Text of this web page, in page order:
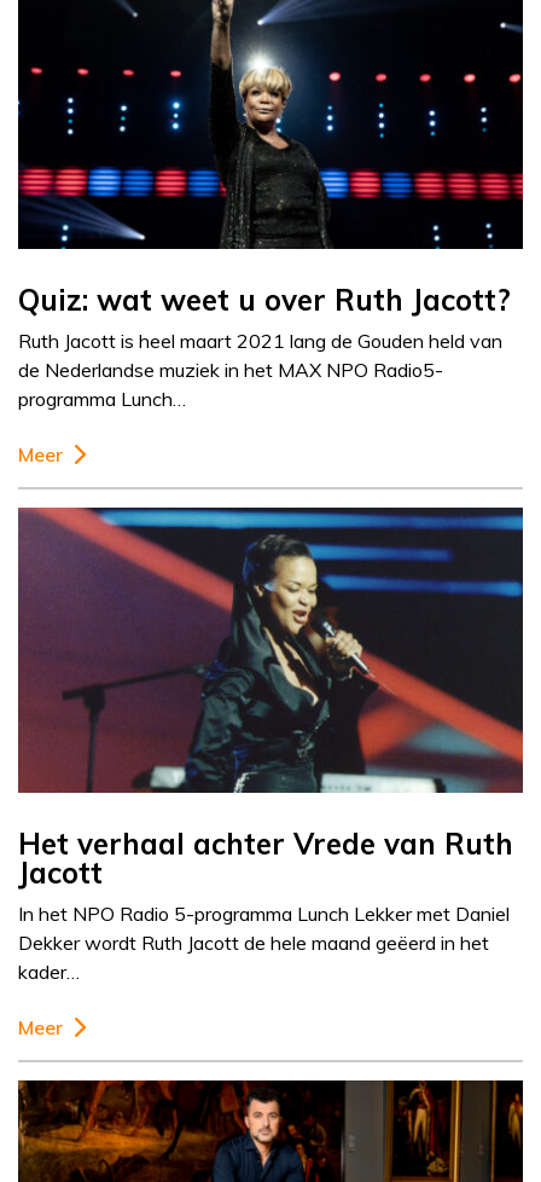
Quiz: wat weet u over Ruth Jacott?
Ruth Jacott is heel maart 2021 lang de Gouden held van
de Nederlandse muziek in het MAX NPO Radio5-
programma Lunch…
Meer
Het verhaal achter Vrede van Ruth
Jacott
In het NPO Radio 5-programma Lunch Lekker met Daniel
Dekker wordt Ruth Jacott de hele maand geëerd in het
kader…
Meer